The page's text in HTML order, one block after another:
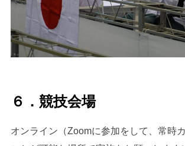
６．競技会場
オンライン（Zoomに参加をして、常時